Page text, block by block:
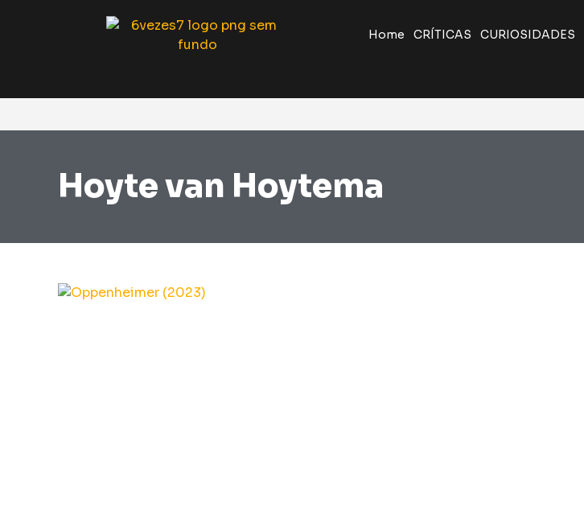
Home CRÍTICAS CURIOSIDADES
Hoyte van Hoytema